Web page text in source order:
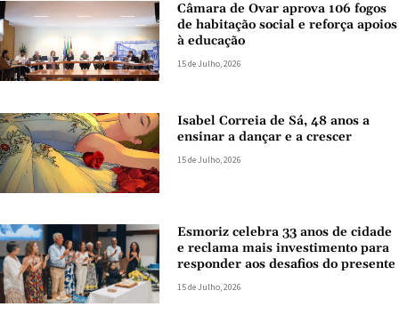
Câmara de Ovar aprova 106 fogos
de habitação social e reforça apoios
à educação
15 de Julho, 2026
Isabel Correia de Sá, 48 anos a
ensinar a dançar e a crescer
15 de Julho, 2026
Esmoriz celebra 33 anos de cidade
e reclama mais investimento para
responder aos desafios do presente
15 de Julho, 2026